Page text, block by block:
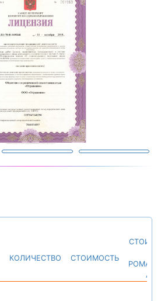
КОЛИЧЕСТВО СТОИМОСТЬ
А.К.